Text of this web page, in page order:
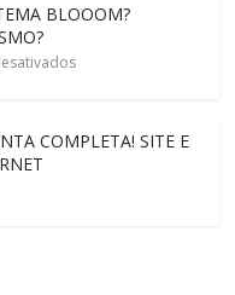
BLOOOM?
COMPLETA! SITE E